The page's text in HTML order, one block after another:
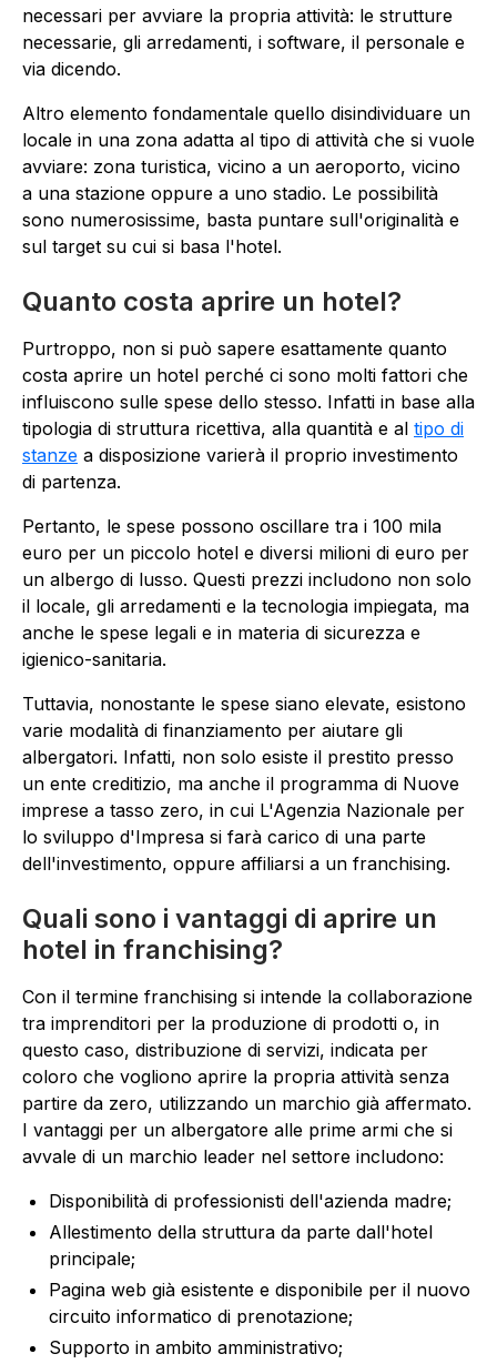
necessari per avviare la propria attività: le strutture
necessarie, gli arredamenti, i software, il personale e
via dicendo.
Altro elemento fondamentale quello disindividuare un
locale in una zona adatta al tipo di attività che si vuole
avviare: zona turistica, vicino a un aeroporto, vicino
a una stazione oppure a uno stadio. Le possibilità
sono numerosissime, basta puntare sull'originalità e
sul target su cui si basa l'hotel.
Quanto costa aprire un hotel?
Purtroppo, non si può sapere esattamente quanto
costa aprire un hotel perché ci sono molti fattori che
influiscono sulle spese dello stesso. Infatti in base alla
tipologia di struttura ricettiva, alla quantità e al tipo di
stanze a disposizione varierà il proprio investimento
di partenza.
Pertanto, le spese possono oscillare tra i 100 mila
euro per un piccolo hotel e diversi milioni di euro per
un albergo di lusso. Questi prezzi includono non solo
il locale, gli arredamenti e la tecnologia impiegata, ma
anche le spese legali e in materia di sicurezza e
igienico-sanitaria.
Tuttavia, nonostante le spese siano elevate, esistono
varie modalità di finanziamento per aiutare gli
albergatori. Infatti, non solo esiste il prestito presso
un ente creditizio, ma anche il programma di Nuove
imprese a tasso zero, in cui L'Agenzia Nazionale per
lo sviluppo d'Impresa si farà carico di una parte
dell'investimento, oppure affiliarsi a un franchising.
Quali sono i vantaggi di aprire un
hotel in franchising?
Con il termine franchising si intende la collaborazione
tra imprenditori per la produzione di prodotti o, in
questo caso, distribuzione di servizi, indicata per
coloro che vogliono aprire la propria attività senza
partire da zero, utilizzando un marchio già affermato.
I vantaggi per un albergatore alle prime armi che si
avvale di un marchio leader nel settore includono:
Disponibilità di professionisti dell'azienda madre;
Allestimento della struttura da parte dall'hotel
principale;
Pagina web già esistente e disponibile per il nuovo
circuito informatico di prenotazione;
Supporto in ambito amministrativo;